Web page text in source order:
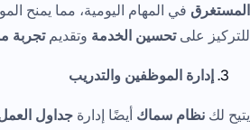
المستغرق في المهام اليومية، مما يمنح
للتركيز علىتحسين الخدمة وتقديمتجربة
إدارة الموظفين والتدريب
يتيح لك نظام سماك أيضًا إدارة جداول